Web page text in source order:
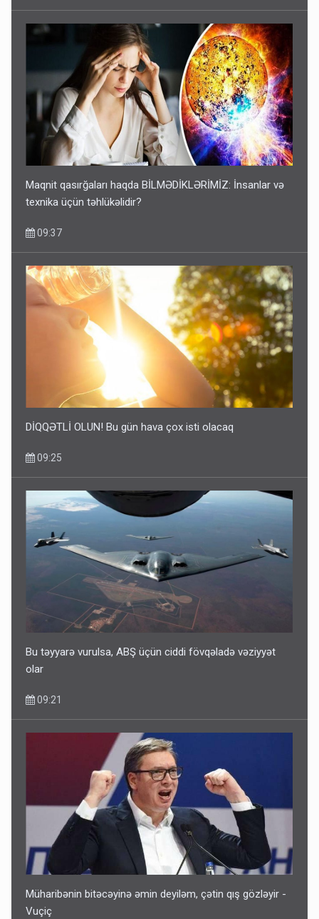
Maqnit qasırğaları haqda BİLMƏDİKLƏRİMİZ: İnsanlar və
texnika üçün təhlükəlidir?
09:37
DİQQƏTLİ OLUN! Bu gün hava çox isti olacaq
09:25
Bu təyyarə vurulsa, ABŞ üçün ciddi fövqəladə vəziyyət
olar
09:21
Müharibənin bitəcəyinə əmin deyiləm, çətin qış gözləyir -
Vuçiç